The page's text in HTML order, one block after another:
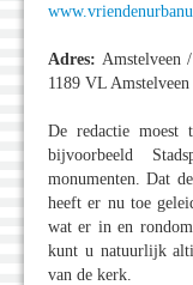
Adres: Amstelveen
1189 VL Amstelveen ‎
De redactie moest
bijvoorbeeld
monumenten. Dat
heeft er nu toe
wat er in en
kunt u natuurlijk
van de kerk.